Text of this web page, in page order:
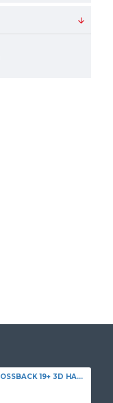
BYM3D-DS 7 CROSSBACK 19+ 3D HAVUZLU PASPAS SİYAH